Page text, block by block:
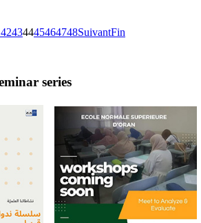
42434445464748SuivantFin
series